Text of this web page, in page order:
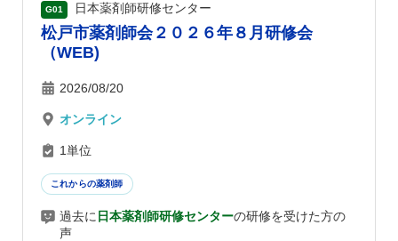
G01 日本薬剤師研修センター
松戸市薬剤師会２０２６年８月研修会
（WEB)
2026/08/20
オンライン
1単位
これからの薬剤師
過去に 日本薬剤師研修センターの研修を受けた方の
声